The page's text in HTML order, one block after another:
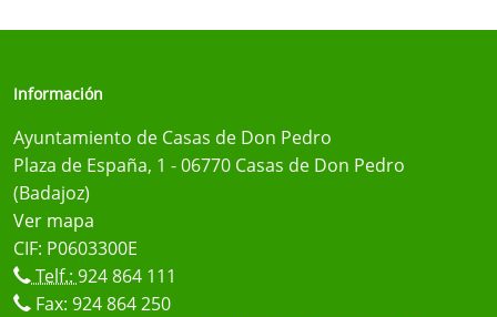
Información
Ayuntamiento de Casas de Don Pedro
Plaza de España, 1 - 06770 Casas de Don Pedro
(Badajoz)
Ver mapa
CIF: P0603300E
Telf.: 924 864 111
Fax: 924 864 250